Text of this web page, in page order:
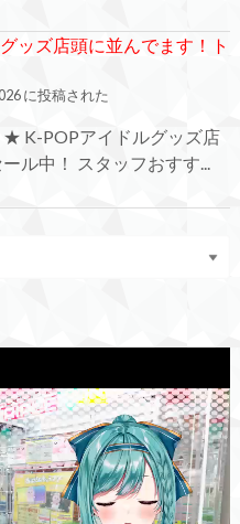
ッズ店頭に並んでます！ト
に投稿された
K-POPアイドルグッズ店
ル中！ スタッフおすす...